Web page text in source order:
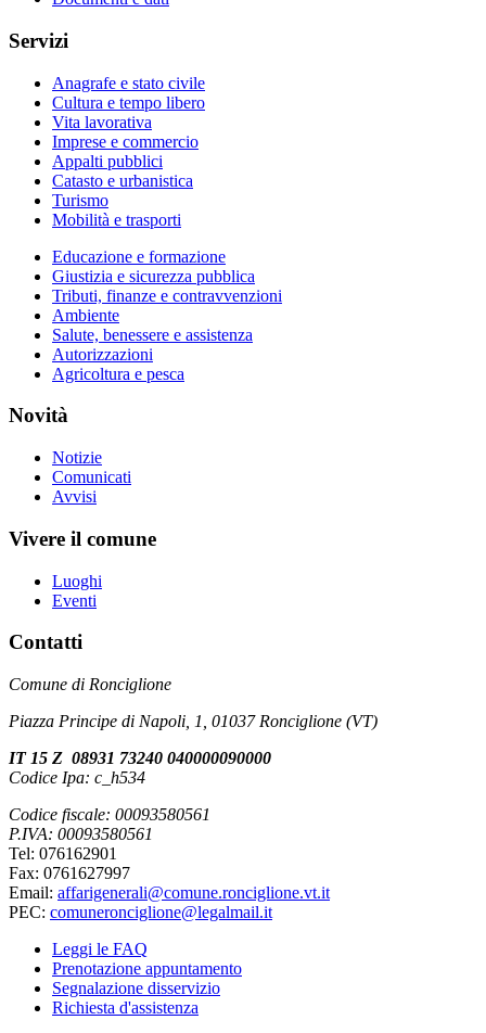
Servizi
Anagrafe e stato civile
Cultura e tempo libero
Vita lavorativa
Imprese e commercio
Appalti pubblici
Catasto e urbanistica
Turismo
Mobilità e trasporti
Educazione e formazione
Giustizia e sicurezza pubblica
Tributi, finanze e contravvenzioni
Ambiente
Salute, benessere e assistenza
Autorizzazioni
Agricoltura e pesca
Novità
Notizie
Comunicati
Avvisi
Vivere il comune
Luoghi
Eventi
Contatti
Comune di Ronciglione
Piazza Principe di Napoli, 1, 01037 Ronciglione (VT)
IT 15 Z 08931 73240 040000090000
Codice Ipa: c_h534
Codice fiscale: 00093580561
P.IVA: 00093580561
Tel: 076162901
Fax: 0761627997
Email: affarigenerali@comune.ronciglione.vt.it
PEC: comuneronciglione@legalmail.it
Leggi le FAQ
Prenotazione appuntamento
Segnalazione disservizio
Richiesta d'assistenza